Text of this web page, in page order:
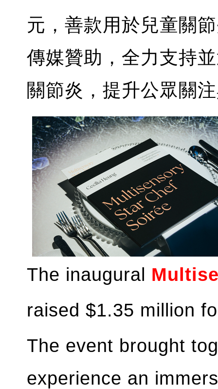
元，善款用於兒童關
傳媒贊助，全力支持
關節炎，提升公眾關
The inaugural
raised $1.35 million
The event brought
experience an